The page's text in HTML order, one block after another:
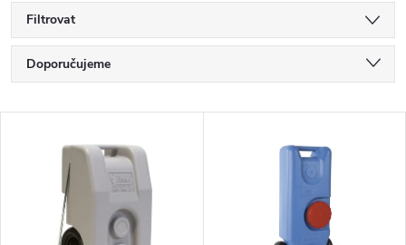
Filtrovat
Ř
a
Doporučujeme
Nejprodávanější
Abecedně